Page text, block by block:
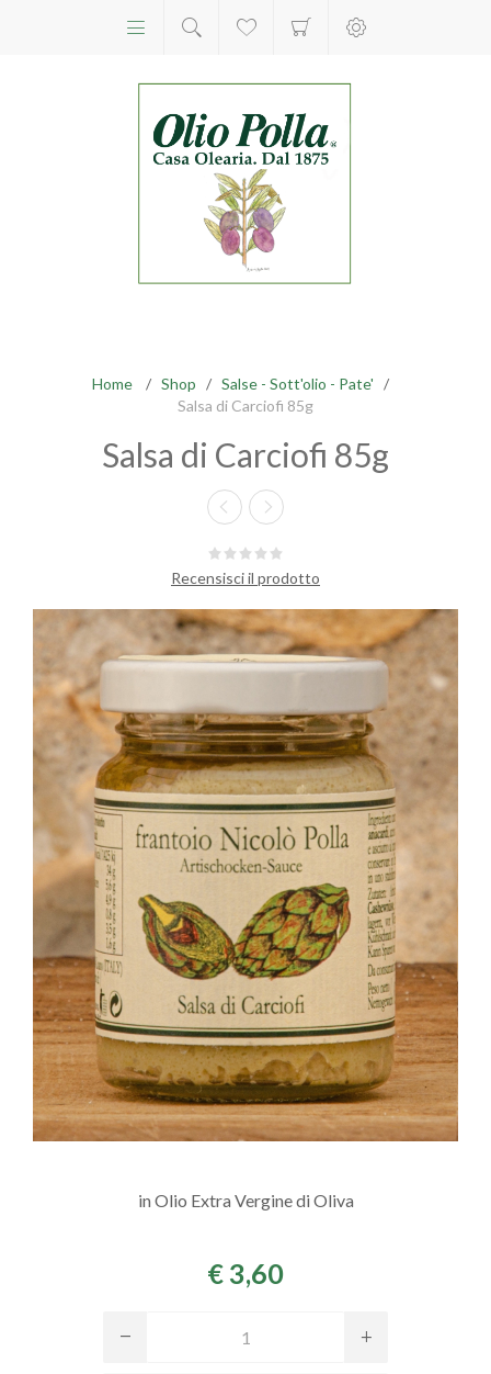
Home / Shop / Salse - Sott'olio - Pate' /
Salsa di Carciofi 85g
Salsa di Carciofi 85g
Recensisci il prodotto
in Olio Extra Vergine di Oliva
€ 3,60